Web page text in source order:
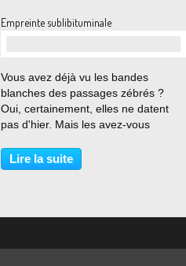
Empreinte sublibituminale
Vous avez déjà vu les bandes
blanches des passages zébrés ?
Oui, certainement, elles ne datent
pas d'hier. Mais les avez-vous
vous avez sans doute remarqué,
comme moi, que certaines rappellent
Lire la suite